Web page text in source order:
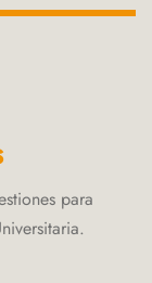
para